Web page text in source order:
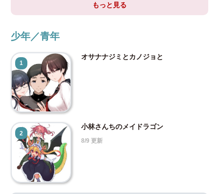
もっと見る
少年／青年
1
オサナナジミとカノジョと
2
小林さんちのメイドラゴン
8/9 更新